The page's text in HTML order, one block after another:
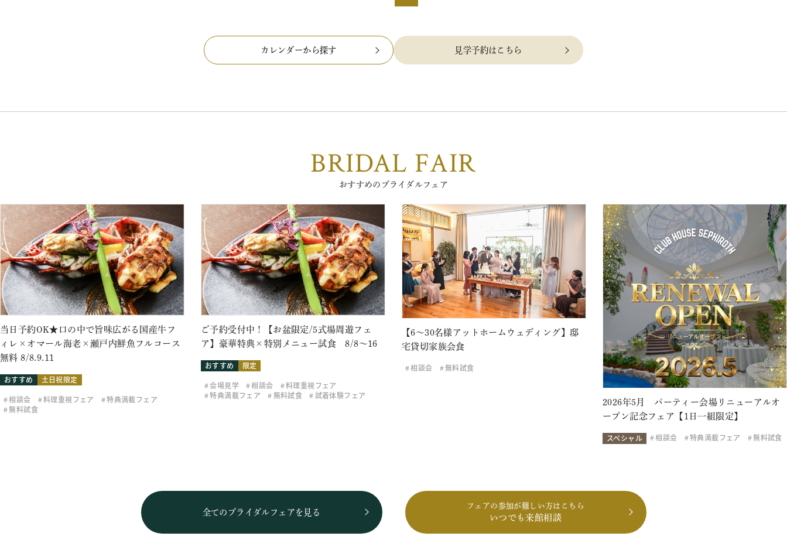
カレンダーから探す 見学予約はこちら
BRIDAL FAIR
おすすめのブライダルフェア
当日予約OK★口の中で旨味広がる国産牛フ
ィレ×オマール海老×瀬戸内鮮魚フルコース
無料 8/8.9.11
おすすめ
土日祝限定
相談会
料理重視フェア
特典満載フェア
無料試食
ご予約受付中！【お盆限定/5式場周遊フェ
ア】豪華特典×特別メニュー試食 8/8～16
おすすめ
限定
会場見学
相談会
料理重視フェア
特典満載フェア
無料試食 試着体験フェア
【6～30名様アットホームウェディング】邸
宅貸切家族会食
相談会 無料試食
2026年5月 パーティー会場リニューアルオ
ープン記念フェア【1日一組限定】
スペシャル 相談会 特典満載フェア 無料試食
全てのブライダルフェアを見る
フェアの参加が難しい方はこちら
いつでも来館相談